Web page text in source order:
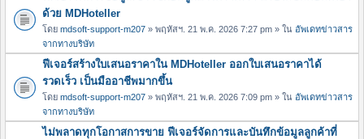
ด้วย MDHoteller
โดย mdsoft-support-m207 » พฤหัสฯ. 21 พ.ค. 2026 7:27 pm » ใน อัพเดทข่าวสาร
จากทางบริษัท
ฟีเจอร์สร้างใบเสนอราคาใน MDHoteller ออกใบเสนอราคาได้
รวดเร็ว เป็นมืออาชีพมากขึ้น
โดย mdsoft-support-m207 » พฤหัสฯ. 21 พ.ค. 2026 7:09 pm » ใน อัพเดทข่าวสาร
จากทางบริษัท
ไม่พลาดทุกโอกาสการขาย ฟีเจอร์จัดการและบันทึกข้อมูลลูกค้าที่